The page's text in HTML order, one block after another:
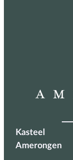
Kasteel
Amerongen